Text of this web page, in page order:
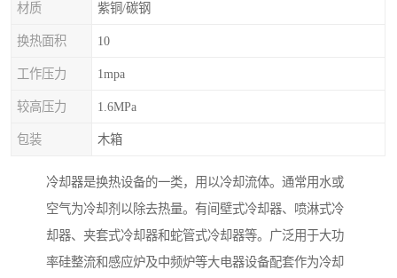
材质 紫铜/碳钢
换热面积 10
工作压力 1mpa
较高压力 1.6MPa
包装 木箱
冷却器是换热设备的一类，用以冷却流体。通常用水或
空气为冷却剂以除去热量。有间壁式冷却器、喷淋式冷
却器、夹套式冷却器和蛇管式冷却器等。广泛用于大功
率硅整流和感应炉及中频炉等大电器设备配套作为冷却